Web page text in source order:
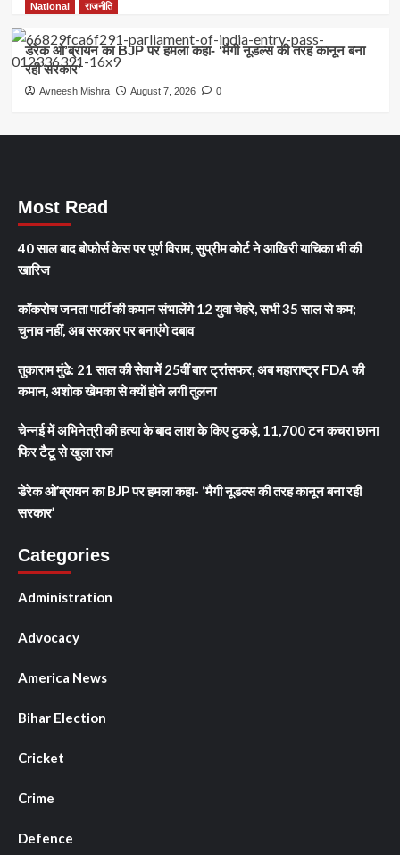
National
राजनीति
डेरेक ओ’ब्रायन का BJP पर हमला कहा- ‘मैगी नूडल्स की तरह कानून बना
रही सरकार’
Avneesh Mishra August 7, 2026 0
Most Read
40 साल बाद बोफोर्स केस पर पूर्ण विराम, सुप्रीम कोर्ट ने आखिरी याचिका भी की
खारिज
कॉकरोच जनता पार्टी की कमान संभालेंगे 12 युवा चेहरे, सभी 35 साल से कम;
चुनाव नहीं, अब सरकार पर बनाएंगे दबाव
तुकाराम मुंढे: 21 साल की सेवा में 25वीं बार ट्रांसफर, अब महाराष्ट्र FDA की
कमान, अशोक खेमका से क्यों होने लगी तुलना
चेन्नई में अभिनेत्री की हत्या के बाद लाश के किए टुकड़े, 11,700 टन कचरा छाना
फिर टैटू से खुला राज
डेरेक ओ’ब्रायन का BJP पर हमला कहा- ‘मैगी नूडल्स की तरह कानून बना रही
सरकार’
Categories
Administration
Advocacy
America News
Bihar Election
Cricket
Crime
Defence